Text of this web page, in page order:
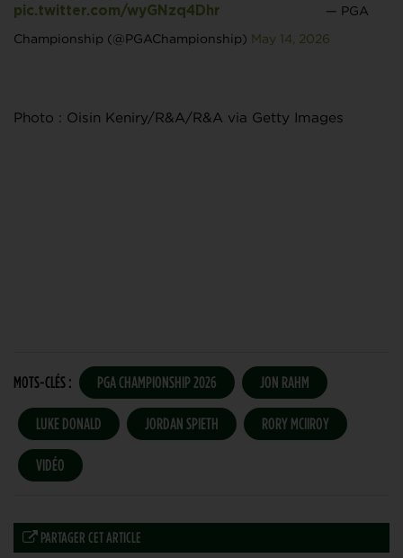
pic.twitter.com/wyGNzq4Dhr
— PGA
Championship (@PGAChampionship) May 14, 2026
Photo : Oisin Keniry/R&A/R&A via Getty Images
MOTS-CLÉS : PGA CHAMPIONSHIP 2026 JON RAHM
LUKE DONALD JORDAN SPIETH RORY MCIIROY
VIDÉO
PARTAGER CET ARTICLE